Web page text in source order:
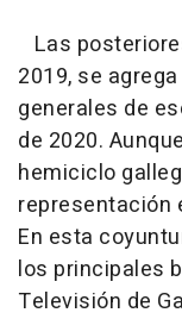
Las
2019, se
generales de
de 2020.
hemiciclo
representación
En esta
los principales
Televisión de